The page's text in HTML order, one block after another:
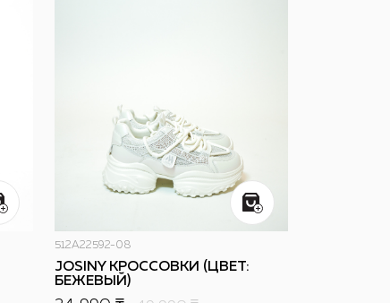
512A22592-08
JOSINY КРОССОВКИ (ЦВЕТ:
БЕЖЕВЫЙ)